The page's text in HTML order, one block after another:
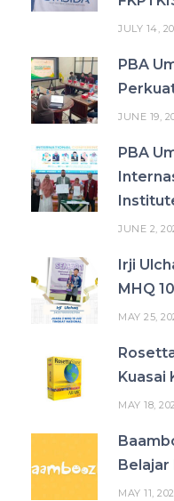
JULY 14,
PBA
JUNE 19,
PBA
JUNE 2,
Irji
MHQ
MAY 25,
Kuasai
MAY 18,
Belajar
MAY 11,